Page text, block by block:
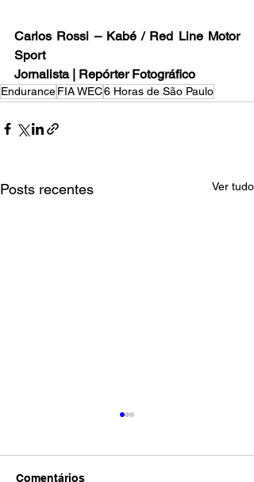
Carlos Rossi – Kabé / Red Line Motor
Sport
Jornalista | Repórter Fotográfico
EnduranceFIA WEC6 Horas de São Paulo
Posts recentes Ver tudo
Comentários